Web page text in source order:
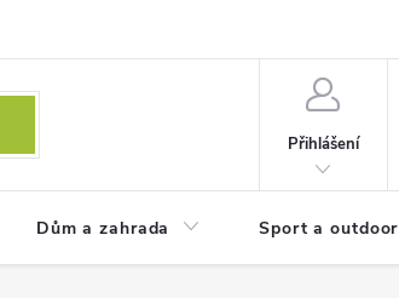
Přihlášení
Dům a zahrada Sport a outdoor